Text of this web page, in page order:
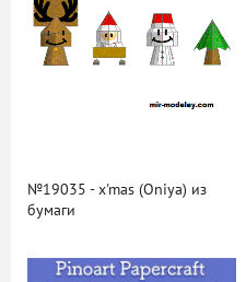
№19035 - x'mas (Oniya) из
бумаги